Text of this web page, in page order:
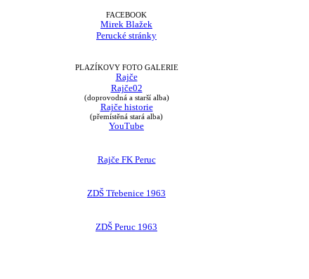
FACEBOOK
Mirek Blažek
Perucké stránky
PLAZÍKOVY FOTO GALERIE
Rajče
Rajče02
(doprovodná a starší alba)
Rajče historie
(přemístěná stará alba)
YouTube
Rajče FK Peruc
ZDŠ Třebenice 1963
ZDŠ Peruc 1963